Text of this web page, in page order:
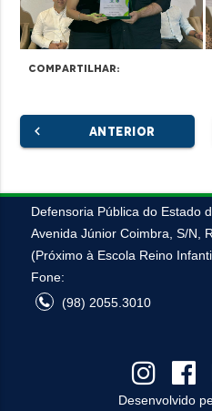
Compartilhar:
chevron_left ANTERIOR
Defensoria Pública do Estado
Avenida Júnior Coimbra, S/N,
(Próximo à Escola Reino
Fone:
(98) 2055.3010
Desenvolvido